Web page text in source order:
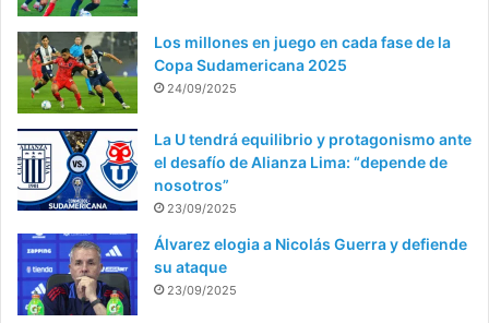
Los millones en juego en cada fase de la
Copa Sudamericana 2025
24/09/2025
La U tendrá equilibrio y protagonismo ante
el desafío de Alianza Lima: “depende de
nosotros”
23/09/2025
Álvarez elogia a Nicolás Guerra y defiende
su ataque
23/09/2025